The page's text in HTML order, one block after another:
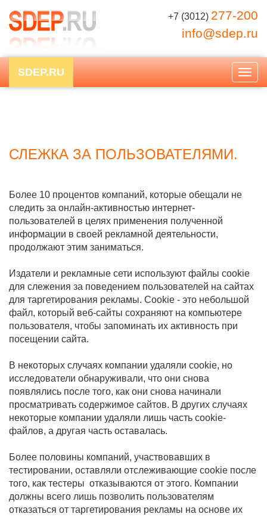
+7 (3012) 277-200
info@sdep.ru
SDEP.RU
СЛЕЖКА ЗА ПОЛЬЗОВАТЕЛЯМИ.
Более 10 процентов компаний, которые обещали не
следить за онлайн-активностью интернет-
пользователей в целях применения полученной
информации в своей рекламной деятельности,
продолжают этим заниматься.
Издатели и рекламные сети используют файлы cookie
для слежения за поведением пользователей на сайтах
для таргетирования рекламы. Cookie - это небольшой
файл, который веб-сайты сохраняют на компьютере
пользователя, чтобы запоминать их активность при
посещении сайта.
В некоторых случаях компании удаляли cookie, но
исследователи обнаруживали, что они снова
появлялись после того, как они снова начинали
просматривать содержимое сайтов. В других случаях
некоторые компании удаляли лишь часть cookie-
файлов, а другая часть оставалась.
Более половины компаний, участвовавших в
тестировании, оставляли отслеживающие cookie после
того, как тестеры отказываются от этого. Компании
должны всего лишь позволить пользователям
отказаться от таргетирования рекламы на основе их